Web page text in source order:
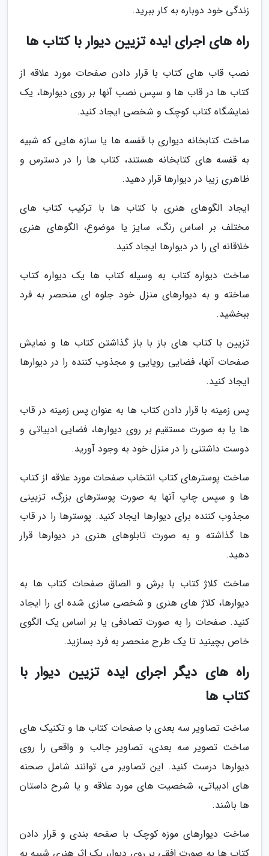
زندگی خود دوباره به کار ببرید.
راه های اجرای ایده تزیین دیوار با کتاب ها
نصب قاب های کتاب با قرار دادن صفحات مورد علاقه از
کتاب ها در قاب ها و سپس نصب آنها بر روی دیوارها، یک
نمایشگاه کتاب کوچک و شخصی ایجاد کنید.
ساخت کتابخانه دیواری با قفسه ها یا سازه هایی که شبیه
به قفسه های کتابخانه هستند، کتاب ها را در دسترس و
ظاهری زیبا در دیوارها قرار دهید.
ایجاد الگوهای هنری با کتاب ها با ترکیب کتاب های
مختلف بر اساس رنگ، سایز یا موضوع، الگوهای هنری
خلاقانه ای را در دیوارها ایجاد کنید.
ساخت دیواره کتاب به وسیله کتاب ها یک دیواره کتاب
ساخته و به دیوارهای منزل خود جلوه ای منحصر به فرد
ببخشید.
تزیین با کتاب های باز با باز گذاشتن کتاب ها و نمایش
صفحات آنها، فضایی رویایی و مجذوب کننده را در دیوارها
ایجاد کنید.
پس زمینه با قرار دادن کتاب ها به عنوان پس زمینه در قاب
ها یا به صورت مستقیم بر روی دیوارها، فضایی ادبیاتی و
دوست داشتنی را در منزل خود به وجود آورید.
ساخت پوسترهای کتاب انتخاب صفحات مورد علاقه از کتاب
ها و سپس چاپ آنها به صورت پوسترهای بزرگ، تزیینی
مجذوب کننده برای دیوارها ایجاد کنید. پوسترها را در قاب
ها گذاشته و به صورت تابلوهای هنری در دیوارها قرار
دهید.
ساخت کلاژ کتاب با برش و الصاق صفحات کتاب ها به
دیوارها، کلاژ های هنری و شخصی سازی شده ای را ایجاد
کنید. صفحات را به صورت تصادفی یا بر اساس یک الگوی
خاص بچینید تا یک طرح منحصر به فرد بسازید.
راه های دیگر اجرای ایده تزیین دیوار با
کتاب ها
ساخت تصاویر سه بعدی با صفحات کتاب ها و تکنیک های
ساخت تصویر سه بعدی، تصاویر جالب و واقعی را روی
دیوارها درست کنید. این تصاویر می توانند شامل صحنه
های ادبیاتی، شخصیت های مورد علاقه و یا شرح داستان
ها باشند.
ساخت دیوارهای موزه کوچک با صفحه بندی و قرار دادن